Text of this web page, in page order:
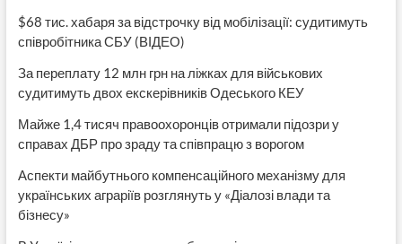
$68 тис. хабаря за відстрочку від мобілізації: судитимуть
співробітника СБУ (ВІДЕО)
За переплату 12 млн грн на ліжках для військових
судитимуть двох екскерівників Одеського КЕУ
Майже 1,4 тисяч правоохоронців отримали підозри у
справах ДБР про зраду та співпрацю з ворогом
Аспекти майбутнього компенсаційного механізму для
українських аграріїв розглянуть у «Діалозі влади та
бізнесу»